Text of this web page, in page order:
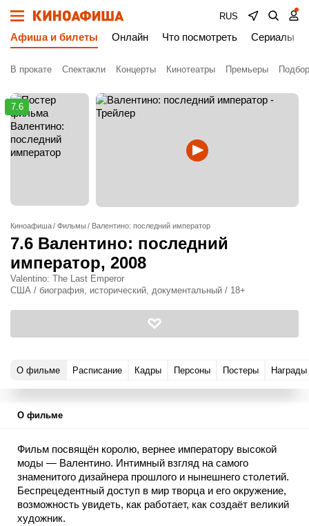
RUS
Афиша и билеты Онлайн Что посмотреть Сериалы
В прокате Спектакли Концерты Кинотеатры Премьеры
7.6
Киноафиша Фильмы Валентино: последний император
7.6 Валентино: последний
император, 2008
Valentino: The Last Emperor
США / биография, исторический, документальный / 18+
О фильме Расписание Кадры Персоны Постеры Награды
О фильме
Фильм посвящён королю, вернее императору высокой
моды — Валентино. Интимный взгляд на самого
знаменитого дизайнера прошлого и нынешнего столетий.
Беспрецедентный доступ в мир творца и его окружение,
возможность увидеть, как работает, как создаёт великий
художник.